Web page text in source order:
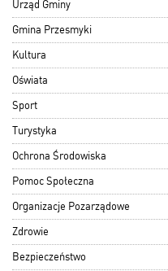
Urząd Gminy
Gmina Przesmyki
Kultura
Oświata
Sport
Turystyka
Ochrona Środowiska
Pomoc Społeczna
Organizacje Pozarządowe
Zdrowie
Bezpieczeństwo